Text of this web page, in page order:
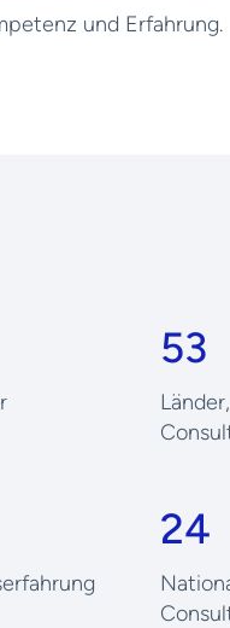
und Erfahrung.
53
24